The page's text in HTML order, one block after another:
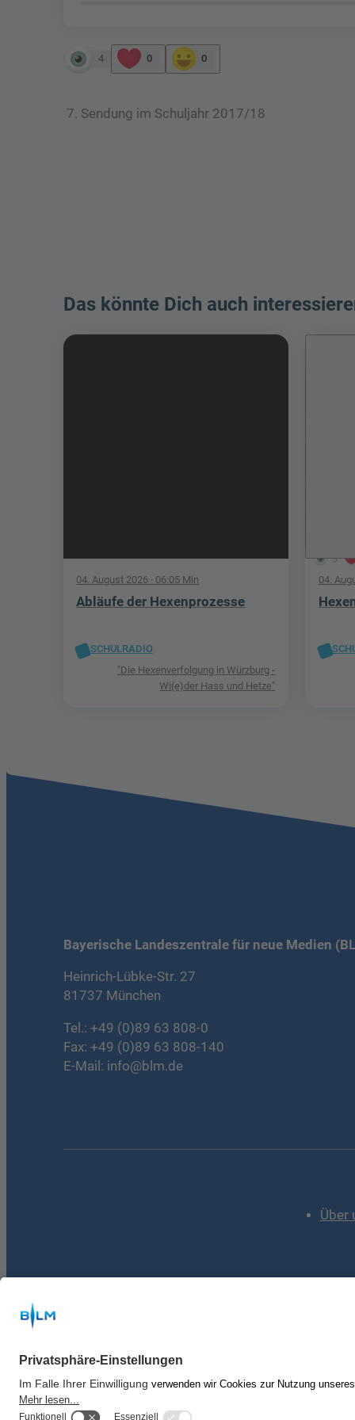
4 0 0
7. Sendung im Schuljahr 2017/18
Das könnte Dich auch
04. August 2026 · 06:05 Min
Abläufe der Hexenprozesse
SCHULRADIO
"Die Hexenverfolgung in Würzburg -
Wi(e)der Hass und Hetze"
5
04.
Bayerische Landeszentrale für neue Medien
Heinrich-Lübke-Str. 27
81737 München
Tel.: +49 (0)89 63 808-0
Fax: +49 (0)89 63 808-140
E-Mail: info@blm.de
Über